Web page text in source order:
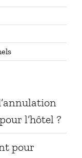
l’hôtel ?
pour